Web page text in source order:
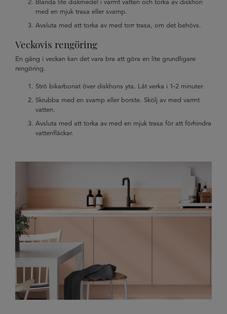
Blanda lite diskmedel i varmt vatten och torka av diskhon
med en mjuk trasa eller svamp.
Avsluta med att torka av med torr trasa, om det behövs.
Veckovis rengöring
En gång i veckan kan det vara bra att göra en lite grundligare
rengöring.
Strö bikarbonat över diskhons yta. Låt verka i 1-2 minuter.
Skrubba med en svamp eller borste. Skölj av med varmt
vatten.
Avsluta med att torka av med en mjuk trasa för att förhindra
vattenfläckar.